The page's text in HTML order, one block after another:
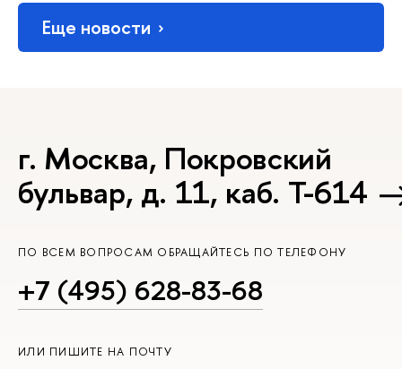
Еще новости
г. Москва, Покровский
бульвар, д. 11, каб. Т-614
ПО ВСЕМ ВОПРОСАМ ОБРАЩАЙТЕСЬ ПО ТЕЛЕФОНУ
+7 (495) 628-83-68
ИЛИ ПИШИТЕ НА ПОЧТУ